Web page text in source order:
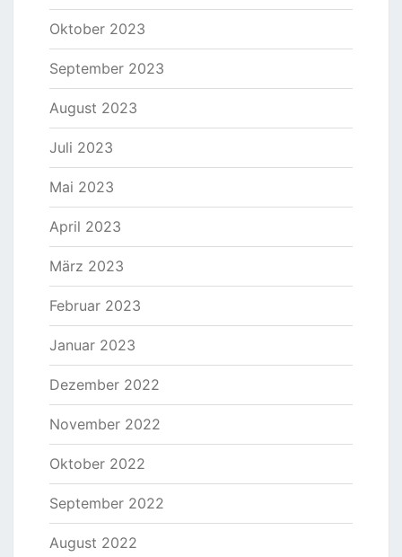
Oktober 2023
September 2023
August 2023
Juli 2023
Mai 2023
April 2023
März 2023
Februar 2023
Januar 2023
Dezember 2022
November 2022
Oktober 2022
September 2022
August 2022